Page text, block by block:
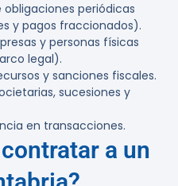
periódicas
y pagos fraccionados).
y personas físicas
legal).
y sanciones fiscales.
sucesiones y
en transacciones.
a un